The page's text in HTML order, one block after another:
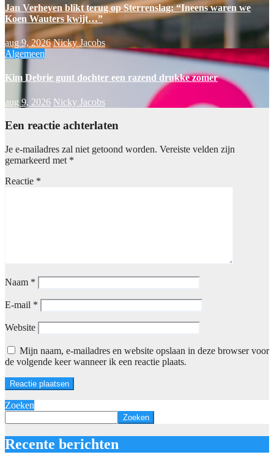
Jan Verheyen blikt terug op Sterrenslag: “Ineens waren we
Koen Wauters kwijt…”
aug 9, 2026 Nicky Jacobs
Algemeen
Kim Debrie gunt dochter een razend drukke zomer
aug 9, 2026 Nicky Jacobs
Een reactie achterlaten
Je e-mailadres zal niet getoond worden. Vereiste velden zijn
gemarkeerd met *
Reactie *
Naam *
E-mail *
Website
Mijn naam, e-mailadres en website opslaan in deze browser voor
de volgende keer wanneer ik een reactie plaats.
Zoeken
Zoeken
Recente berichten